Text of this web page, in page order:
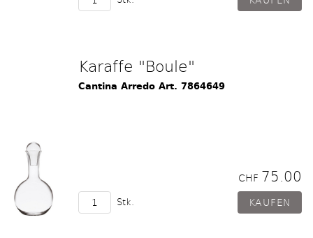
Karaffe "Boule"
Cantina Arredo Art. 7864649
CHF 75.00
Stk.